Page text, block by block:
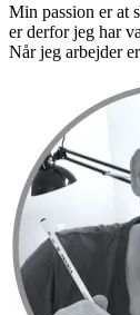
Min passion er at
er derfor jeg har
Når jeg arbejder
Sidebar